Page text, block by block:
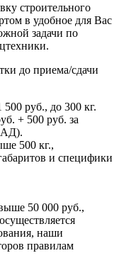
строительного
в удобное для Вас
задачи по
до приема/сдачи
руб., до 300 кг.
+ 500 руб. за
500 кг.,
и специфики
50 000 руб.,
наши
правилам